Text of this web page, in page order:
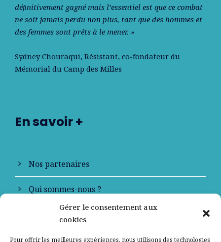
Gérer le consentement aux
cookies
Pour offrir les meilleures expériences, nous utilisons des technologies
déﬁnitivement gagné mais l’essentiel est que ce combat
ne soit jamais perdu non plus, tant que des hommes et
des femmes sont prêts à le mener. »
Sydney Chouraqui, Résistant, co-fondateur du
Mémorial du Camp des Milles
En savoir +
Nos partenaires
Qui sommes-nous ?
Contactez-nous
Mentions légales